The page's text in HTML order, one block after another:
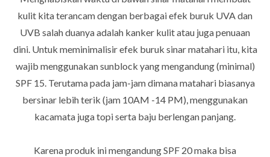
kulit kita terancam dengan berbagai efek buruk UVA dan
UVB salah duanya adalah kanker kulit atau juga penuaan
dini. Untuk meminimalisir efek buruk sinar matahari itu, kita
wajib menggunakan sunblock yang mengandung (minimal)
SPF 15. Terutama pada jam-jam dimana matahari biasanya
bersinar lebih terik (jam 10AM -14 PM), menggunakan
kacamata juga topi serta baju berlengan panjang.
Karena produk ini mengandung SPF 20 maka bisa